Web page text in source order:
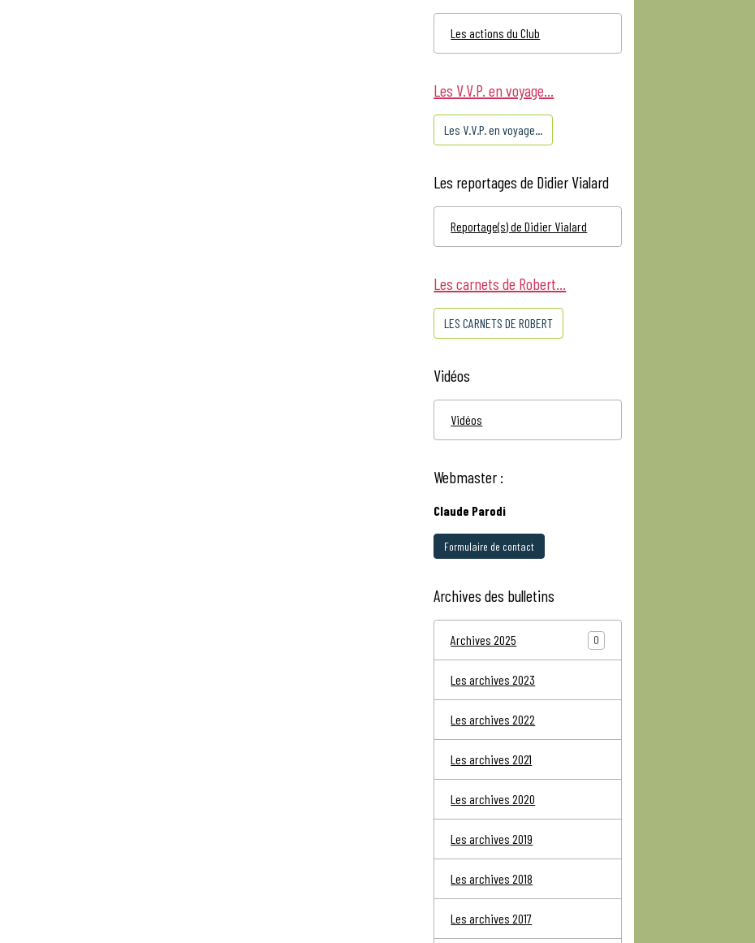
Les actions du Club
Les V.V.P. en voyage...
Les V.V.P. en voyage...
Les reportages de Didier Vialard
Reportage(s) de Didier Vialard
Les carnets de Robert...
LES CARNETS DE ROBERT
Vidéos
Vidéos
Webmaster :
Claude Parodi
Formulaire de contact
Archives des bulletins
Archives 2025 0
Les archives 2023
Les archives 2022
Les archives 2021
Les archives 2020
Les archives 2019
Les archives 2018
Les archives 2017